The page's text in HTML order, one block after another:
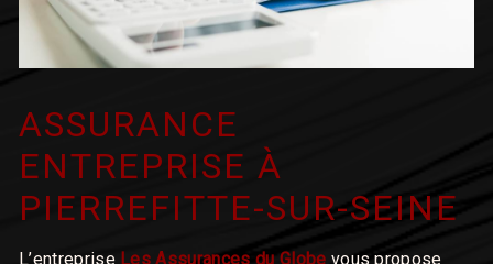
ASSURANCE
ENTREPRISE À
PIERREFITTE-SUR-SEINE
L’entreprise Les Assurances du Globe vous propose